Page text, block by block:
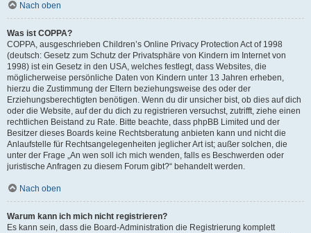
Nach oben
Was ist COPPA?
COPPA, ausgeschrieben Children’s Online Privacy Protection Act of 1998
(deutsch: Gesetz zum Schutz der Privatsphäre von Kindern im Internet von
1998) ist ein Gesetz in den USA, welches festlegt, dass Websites, die
möglicherweise persönliche Daten von Kindern unter 13 Jahren erheben,
hierzu die Zustimmung der Eltern beziehungsweise des oder der
Erziehungsberechtigten benötigen. Wenn du dir unsicher bist, ob dies auf dich
oder die Website, auf der du dich zu registrieren versuchst, zutrifft, ziehe einen
rechtlichen Beistand zu Rate. Bitte beachte, dass phpBB Limited und der
Besitzer dieses Boards keine Rechtsberatung anbieten kann und nicht die
Anlaufstelle für Rechtsangelegenheiten jeglicher Art ist; außer solchen, die
unter der Frage „An wen soll ich mich wenden, falls es Beschwerden oder
juristische Anfragen zu diesem Forum gibt?“ behandelt werden.
Nach oben
Warum kann ich mich nicht registrieren?
Es kann sein, dass die Board-Administration die Registrierung komplett